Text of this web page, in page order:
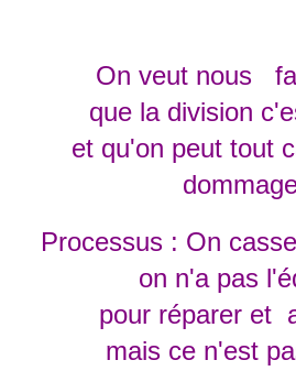
On veut nous
que la division
et qu'on peut tout
Processus : On
on n'a pas
pour réparer et
mais ce n'est